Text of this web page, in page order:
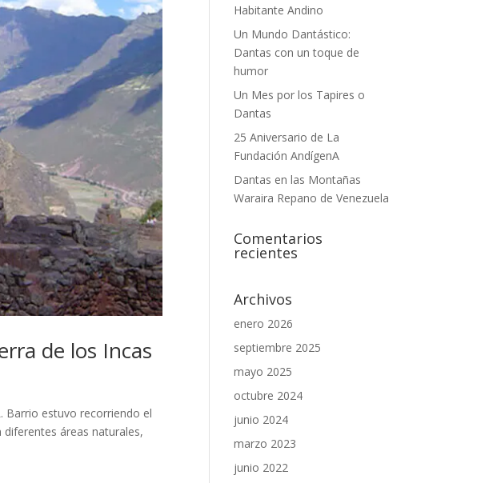
de los Incas
Barrio estuvo recorriendo el
áreas naturales,
Habitante Andino
Un Mundo Dantástico:
Dantas con un toque de
humor
Un Mes por los Tapires o
Dantas
25 Aniversario de La
Fundación AndígenA
Dantas en las Montañas
Waraira Repano de Venezuela
Comentarios
recientes
Archivos
enero 2026
septiembre 2025
mayo 2025
octubre 2024
junio 2024
marzo 2023
junio 2022